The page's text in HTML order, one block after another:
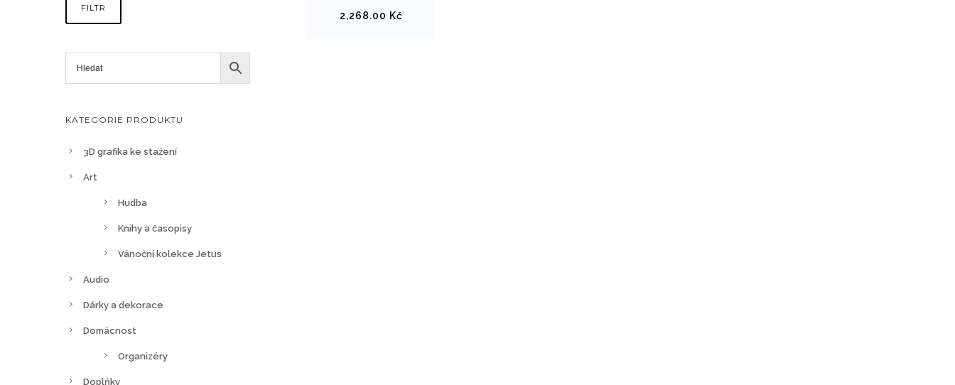
2,268.00 Kč
FILTR
KATEGORIE PRODUKTU
3D grafika ke stažení
Art
Hudba
Knihy a časopisy
Vánoční kolekce Jetus
Audio
Dárky a dekorace
Domácnost
Organizéry
Doplňky